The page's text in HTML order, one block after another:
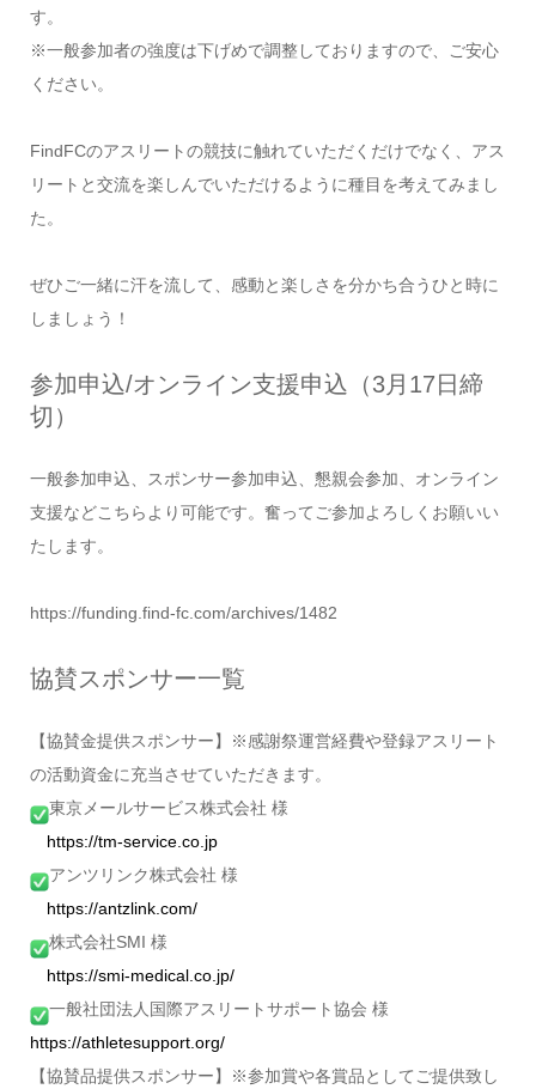
す。
※一般参加者の強度は下げめで調整しておりますので、ご安心
ください。
FindFCのアスリートの競技に触れていただくだけでなく、アス
リートと交流を楽しんでいただけるように種目を考えてみまし
た。
ぜひご一緒に汗を流して、感動と楽しさを分かち合うひと時に
しましょう！
参加申込/オンライン支援申込（3月17日締
切）
一般参加申込、スポンサー参加申込、懇親会参加、オンライン
支援などこちらより可能です。奮ってご参加よろしくお願いい
たします。
https://funding.find-fc.com/archives/1482
協賛スポンサー一覧
【協賛金提供スポンサー】※感謝祭運営経費や登録アスリート
の活動資金に充当させていただきます。
東京メールサービス株式会社 様
https://tm-service.co.jp
アンツリンク株式会社 様
https://antzlink.com/
株式会社SMI 様
https://smi-medical.co.jp/
一般社団法人国際アスリートサポート協会 様
https://athletesupport.org/
【協賛品提供スポンサー】※参加賞や各賞品としてご提供致し